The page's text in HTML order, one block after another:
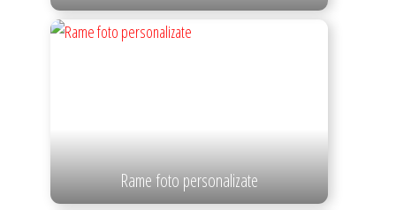
Rame foto personalizate